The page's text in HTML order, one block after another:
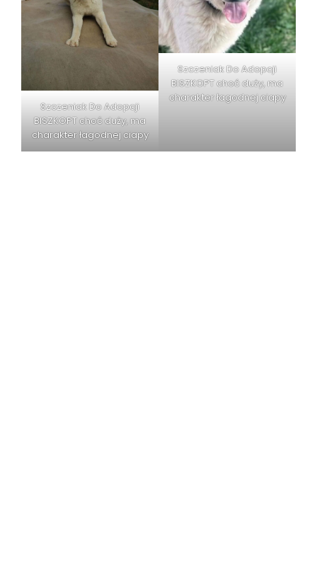
Szczeniak Do Adopcji
BISZKOPT choć duży, ma
charakter łagodnej ciapy
Szczeniak Do Adopcji
BISZKOPT choć duży, ma
charakter łagodnej ciapy